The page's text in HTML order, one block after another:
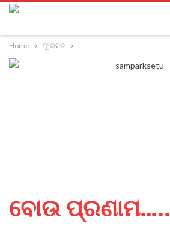
Home ଫୁରସତ
ବୋଉ ପ୍ରଣାମ…..